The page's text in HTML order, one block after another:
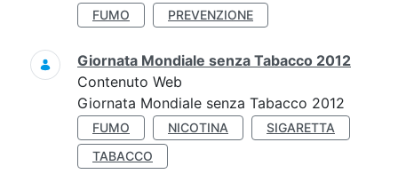
FUMO PREVENZIONE
Giornata Mondiale senza Tabacco 2012
Contenuto Web
Giornata Mondiale senza Tabacco 2012
FUMO NICOTINA
SIGARETTA
TABACCO